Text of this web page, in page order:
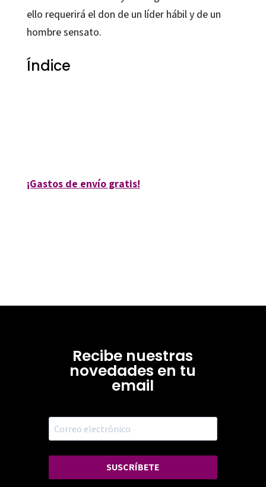
ello requerirá el don de un líder hábil y de un
hombre sensato.
Índice
¡Gastos de envío gratis!
Recibe nuestras
novedades en tu
email
SUSCRÍBETE